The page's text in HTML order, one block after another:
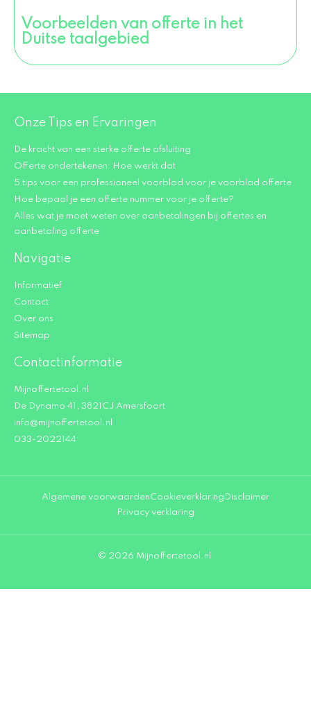
Voorbeelden van offerte in het
Duitse taalgebied
Onze Tips en Ervaringen
De kracht van een sterke offerte afsluiting
Offerte ondertekenen: Hoe werkt dat
5 tips voor een professioneel voorblad voor je voorblad offerte
Hoe bepaal je een offerte nummer voor je offerte?
Alles wat je moet weten over aanbetalingen bij offertes en
aanbetaling offerte
Navigatie
Informatief
Contact
Over ons
Sitemap
Contactinformatie
Mijnoffertetool.nl
De Dynamo 41, 3821CJ Amersfoort
info@mijnoffertetool.nl
033-2022144
Algemene voorwaardenCookieverklaring Disclaimer
Privacy verklaring
© 2026 Mijnoffertetool.nl